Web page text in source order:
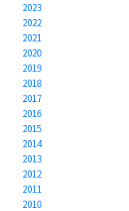
2023
2022
2021
2020
2019
2018
2017
2016
2015
2014
2013
2012
2011
2010